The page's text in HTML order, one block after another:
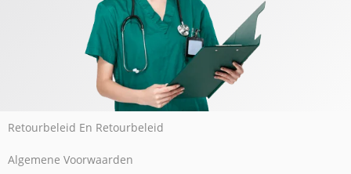
Retourbeleid En Retourbeleid
Algemene Voorwaarden